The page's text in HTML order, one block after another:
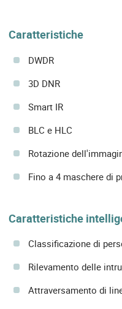
Caratteristiche
DWDR
3D DNR
Smart IR
BLC e HLC
Rotazione
Fino a 4 maschere di
Caratteristiche
Classificazione di
Rilevamento delle
Attraversamento di